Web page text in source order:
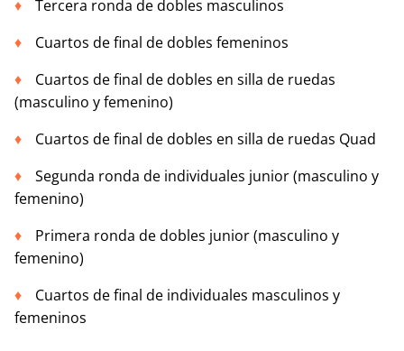
Tercera ronda de dobles masculinos
Cuartos de final de dobles femeninos
Cuartos de final de dobles en silla de ruedas
(masculino y femenino)
Cuartos de final de dobles en silla de ruedas Quad
Segunda ronda de individuales junior (masculino y
femenino)
Primera ronda de dobles junior (masculino y
femenino)
Cuartos de final de individuales masculinos y
femeninos